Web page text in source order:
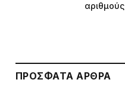
αριθμούς
ΠΡΌΣΦΑΤΑ ΆΡΘΡΑ